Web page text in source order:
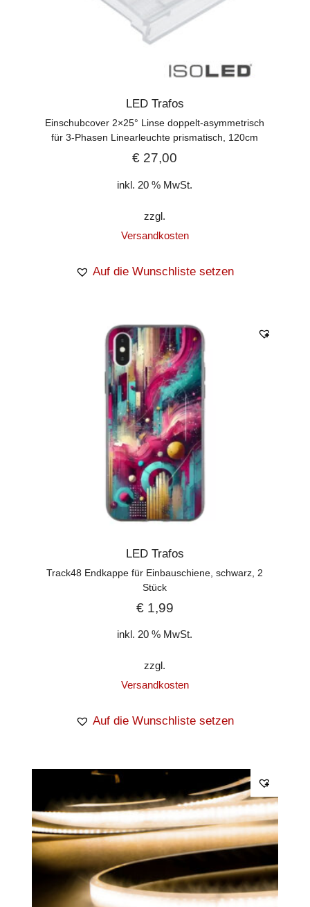
LED Trafos
Einschubcover 2×25° Linse doppelt-asymmetrisch
für 3-Phasen Linearleuchte prismatisch, 120cm
€ 27,00
inkl. 20 % MwSt.
zzgl.
Versandkosten
Auf die Wunschliste setzen
LED Trafos
Track48 Endkappe für Einbauschiene, schwarz, 2
Stück
€1,99
inkl. 20 % MwSt.
zzgl.
Versandkosten
Auf die Wunschliste setzen